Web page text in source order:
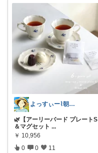
よっすぃー⌇朝コレ☀楽しい暮らし😇
🌿【アーリーバード プレートS
＆マグセット ...
￥ 10,956
0 0 11